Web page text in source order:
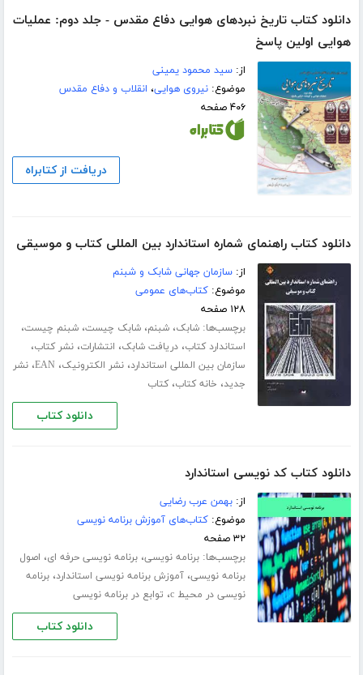
دانلود کتاب تاریخ نبردهای هوایی دفاع مقدس - جلد دوم: عملیات
هوایی اولین پاسخ
از:سید محمود یمینی
موضوع:نیروی هوایی، انقلاب و دفاع مقدس
۴۰۶ صفحه
دریافت از کتابراه
دانلود کتاب راهنمای شماره استاندارد بین المللی کتاب و موسیقی
از:سازمان جهانی شابک و شبنم
موضوع:کتاب‌های عمومی
۱۲۸ صفحه
برچسب‌ها:شابک،شبنم،شابک چیست،شبنم چیست،
استاندارد کتاب،دریافت شابک، انتشارات،نشر کتاب،
سازمان بین المللی استاندارد،نشر الکترونیک، EAN،نشر
جدید، خانه کتاب،کتاب
دانلود کتاب
دانلود کتاب کد نویسی استاندارد
از:بهمن عرب رضایی
موضوع:کتاب‌های آموزش برنامه نویسی
۳۲ صفحه
برچسب‌ها:برنامه نویسی،برنامه نویسی حرفه ای، اصول
برنامه نویسی،آموزش برنامه نویسی استاندارد،برنامه
نویسی در محیط c ، توابع در برنامه نویسی
دانلود کتاب